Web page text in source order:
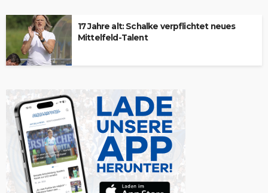
17 Jahre alt: Schalke verpflichtet neues
Mittelfeld-Talent